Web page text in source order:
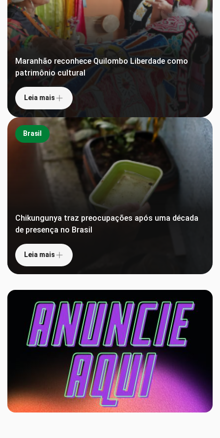
Maranhão reconhece Quilombo Liberdade como
patrimônio cultural
Leia mais
Brasil
Chikungunya traz preocupações após uma década
de presença no Brasil
Leia mais